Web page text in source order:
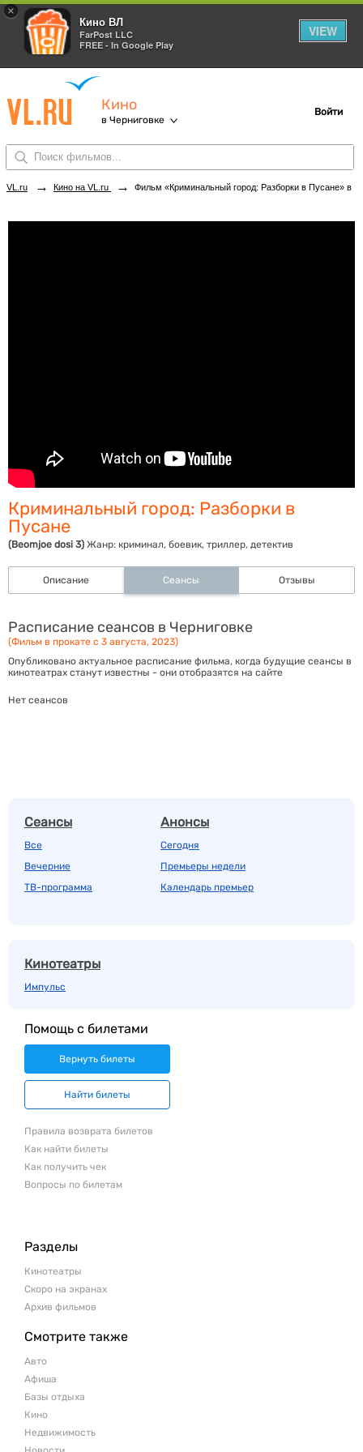
×
Кино ВЛ
FarPost LLC
FREE - In Google Play
VIEW
Кино
в Черниговке
Войти
VL.ru → Кино на VL.ru → Фильм «Криминальный город: Разборки в Пусане» в кинотеатрах Черниговки. Купить билеты!
Криминальный город: Разборки в
Пусане
(Beomjoe dosi 3) Жанр: криминал, боевик, триллер, детектив
Описание Сеансы Отзывы
Расписание сеансов в Черниговке
(Фильм в прокате с 3 августа, 2023)
Опубликовано актуальное расписание фильма, когда будущие сеансы в
кинотеатрах станут известны - они отобразятся на сайте
Нет сеансов
Сеансы
Все
Вечерние
ТВ-программа
Анонсы
Сегодня
Премьеры недели
Календарь премьер
Кинотеатры
Импульс
Помощь с билетами
Вернуть билеты
Найти билеты
Правила возврата билетов
Как найти билеты
Как получить чек
Вопросы по билетам
Разделы
Кинотеатры
Скоро на экранах
Архив фильмов
Смотрите также
Авто
Афиша
Базы отдыха
Кино
Недвижимость